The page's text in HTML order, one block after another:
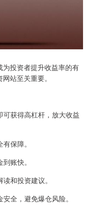
投资者提升收益率的有
站至关重要。
可获得高杠杆，放大收益
保障。
账快。
和投资建议。
全，避免爆仓风险。